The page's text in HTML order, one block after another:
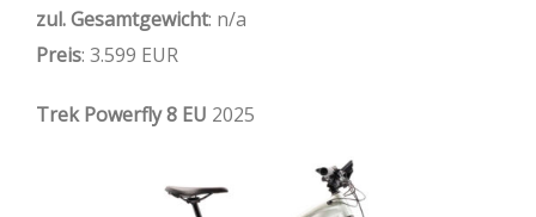
zul. Gesamtgewicht: n/a
Preis: 3.599 EUR
Trek Powerfly 8 EU 2025